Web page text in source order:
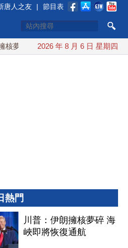
唐人之友 | 節目表
碎 海峽即將恢復通航 烏克蘭
2026 年 8 月 6 日 星期四
熱門
川普：伊朗擁核夢碎 海
峽即將恢復通航